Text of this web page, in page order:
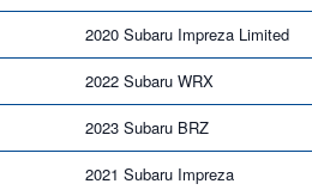
2020 Subaru Impreza Limited
2022 Subaru WRX
2023 Subaru BRZ
2021 Subaru Impreza